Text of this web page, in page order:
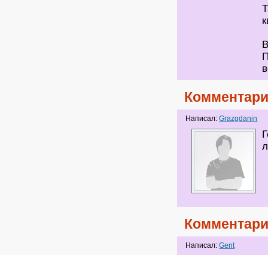
Написал:Grazgdanin
Написал:Gent